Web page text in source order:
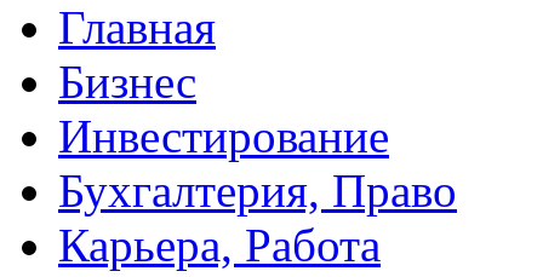
Главная
Бизнес
Инвестирование
Бухгалтерия, Право
Карьера, Работа